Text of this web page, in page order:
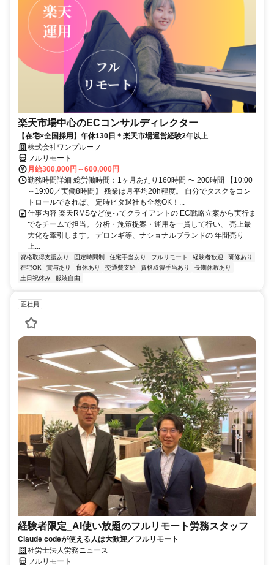
楽天市場中心のECコンサルディレクター
【在宅×全国採用】年休130日＊楽天市場運営経験2年以上
株式会社ワンプルーフ
フルリモート
月給300,000円～600,000円
勤務時間詳細 総労働時間：1ヶ月あたり160時間 〜 200時間 【10:00
～19:00／実働8時間】 残業は月平均20h程度。 自分でタスクをコン
トロールできれば、 定時ピタ退社も全然OK！...
仕事内容 楽天RMSなど使ってクライアントの EC戦略立案から実行ま
でをチームで担当。 分析・施策提案・運用を一貫して行い、 売上最
大化を牽引します。 デロンギ等、ナショナルブランドの 年間売り
上...
資格取得支援あり 固定時間制 住宅手当あり フルリモート 経験者歓迎
研修あり
在宅OK
賞与あり 育休あり 交通費支給 資格取得手当あり
長期休暇あり
土日祝休み
服装自由
正社員
経験者限定_AI使い放題のフルリモート労務スタッフ
Claude codeが使える人は大歓迎／フルリモート
社労士法人労務ニュース
フルリモート